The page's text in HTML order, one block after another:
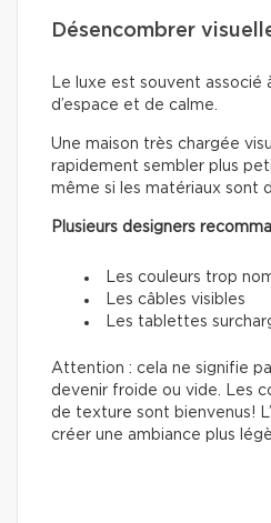
Désencombrer
Le luxe est souvent associé
d’espace et de calme.
Une maison très chargée
rapidement sembler plus
même si les matériaux sont
Plusieurs designers
Les couleurs trop
Les câbles visibles
Les tablettes
Attention : cela ne signifie
devenir froide ou vide. Les
de texture sont bienvenus!
créer une ambiance plus